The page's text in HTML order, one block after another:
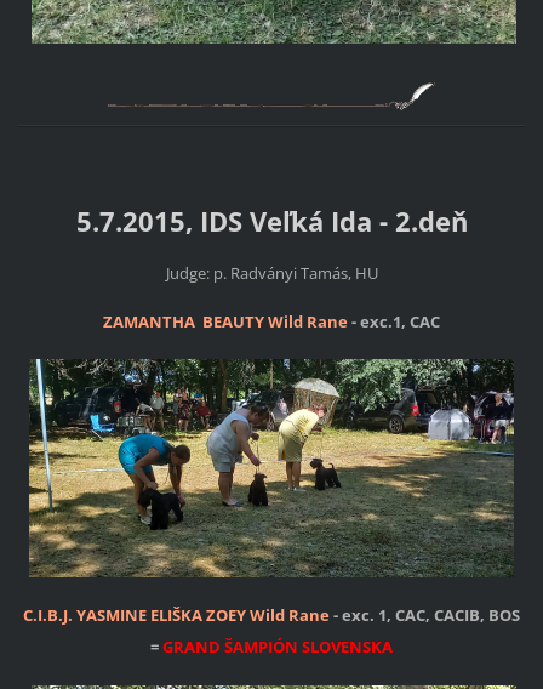
5.7.2015, IDS Veľká Ida - 2.deň
Judge: p. Radványi Tamás, HU
ZAMANTHA BEAUTY Wild Rane-exc.1, CAC
C.I.B.J. YASMINE ELIŠKA ZOEY Wild Rane- exc. 1, CAC, CACIB, BOS
=GRAND ŠAMPIÓN SLOVENSKA